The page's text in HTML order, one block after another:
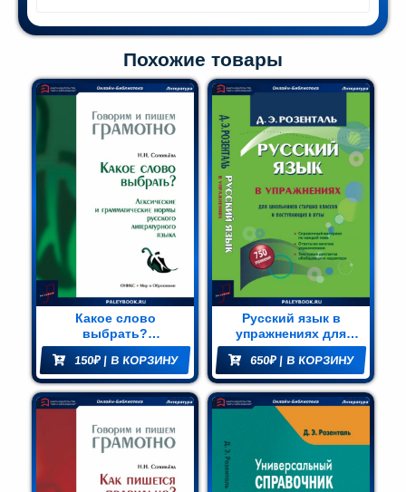
Похожие товары
Какое слово
выбрать?
Лексические и
грамматические
нормы русского
литературного языка
150₽ | В КОРЗИНУ
Русский язык в
упражнениях для
поступающих в вузы
650₽ | В КОРЗИНУ